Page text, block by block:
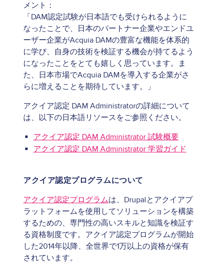
メント：
「DAM認定試験が日本語でも受けられるように
なったことで、日本のパートナー企業やエンドユ
ーザー企業がAcquia DAMの豊富な機能を体系的
に学び、自身の技術を検証する機会が持てるよう
になったことをとても嬉しく思っています。ま
た、日本市場でAcquia DAMを導入する企業がさ
らに増えることを期待しています。」
アクイア認定 DAM Administratorの詳細について
は、以下の日本語リソースをご参照ください。
アクイア認定 DAM Administrator 試験概要
アクイア認定 DAM Administrator 学習ガイド
アクイア認定プログラムについて
アクイア認定プログラムは、Drupalとアクイアプ
ラットフォームを使用してソリューションを構築
するための、専門性の高いスキルと知識を検証す
る資格制度です。アクイア認定プログラムが開始
した2014年以降、全世界で1万以上の資格が保有
されています。